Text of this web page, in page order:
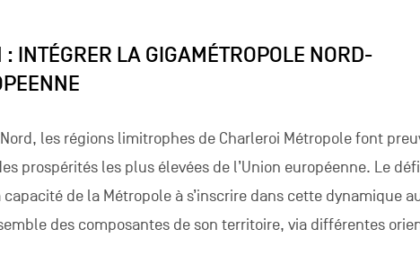
: INTÉGRER LA GIGAMÉTROPOLE NORD-
les régions limitrophes de Charleroi Métropole font
prospérités les plus élevées de l’Union européenne. Le
capacité de la Métropole à s’inscrire dans cette dynamique
des composantes de son territoire, via différentes